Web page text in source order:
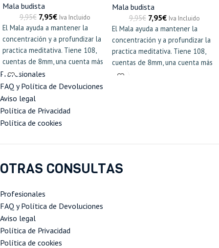
Mala budista
9,95€ 7,95€ Iva Incluido
El Mala ayuda a mantener la
concentración y a profundizar la
practica meditativa. Tiene 108,
cuentas de 8mm, una cuenta más
grande que se la conoce como
Gurú, de 72cm de largo y un
cordón elástico, por lo que se
puede usar fácilmente como una
Mala budista
9,95€ 7,95€ Iva Incluido
El Mala ayuda a mantener la
concentración y a profundizar la
practica meditativa. Tiene 108,
cuentas de 8mm, una cuenta más
grande que se la conoce como
Profesionales
FAQ y Política de Devoluciones
Aviso legal
Política de Privacidad
Política de cookies
OTRAS CONSULTAS
Profesionales
FAQ y Política de Devoluciones
Aviso legal
Política de Privacidad
Política de cookies